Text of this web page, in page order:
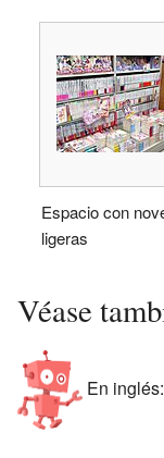
Espacio con
ligeras
Véase
En inglés: